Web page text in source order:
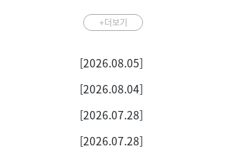
+더보기
[2026.08.05]
[2026.08.04]
[2026.07.28]
[2026.07.28]